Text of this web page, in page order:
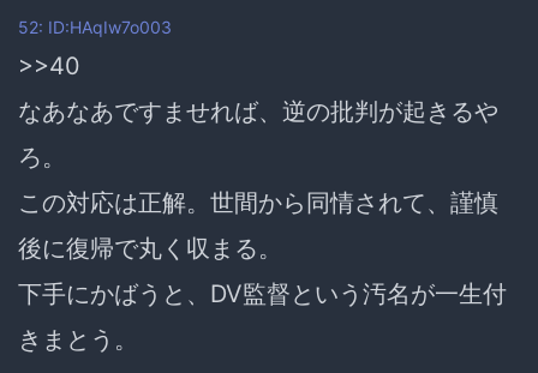
52: ID:HAqIw7o003
>>40
なあなあですませれば、逆の批判が起きるや
ろ。
この対応は正解。世間から同情されて、謹慎
後に復帰で丸く収まる。
下手にかばうと、DV監督という汚名が一生付
きまとう。